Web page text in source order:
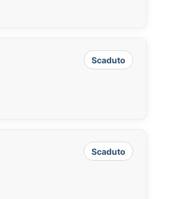
Scaduto
Scaduto